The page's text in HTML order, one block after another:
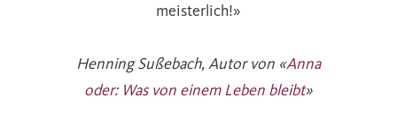
meisterlich!»
Henning Sußebach, Autor von «Anna
oder: Was von einem Leben bleibt»